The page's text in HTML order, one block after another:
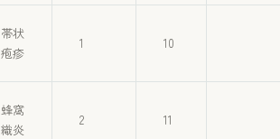
帯状
疱疹
1 10
蜂窩
織炎
2 11